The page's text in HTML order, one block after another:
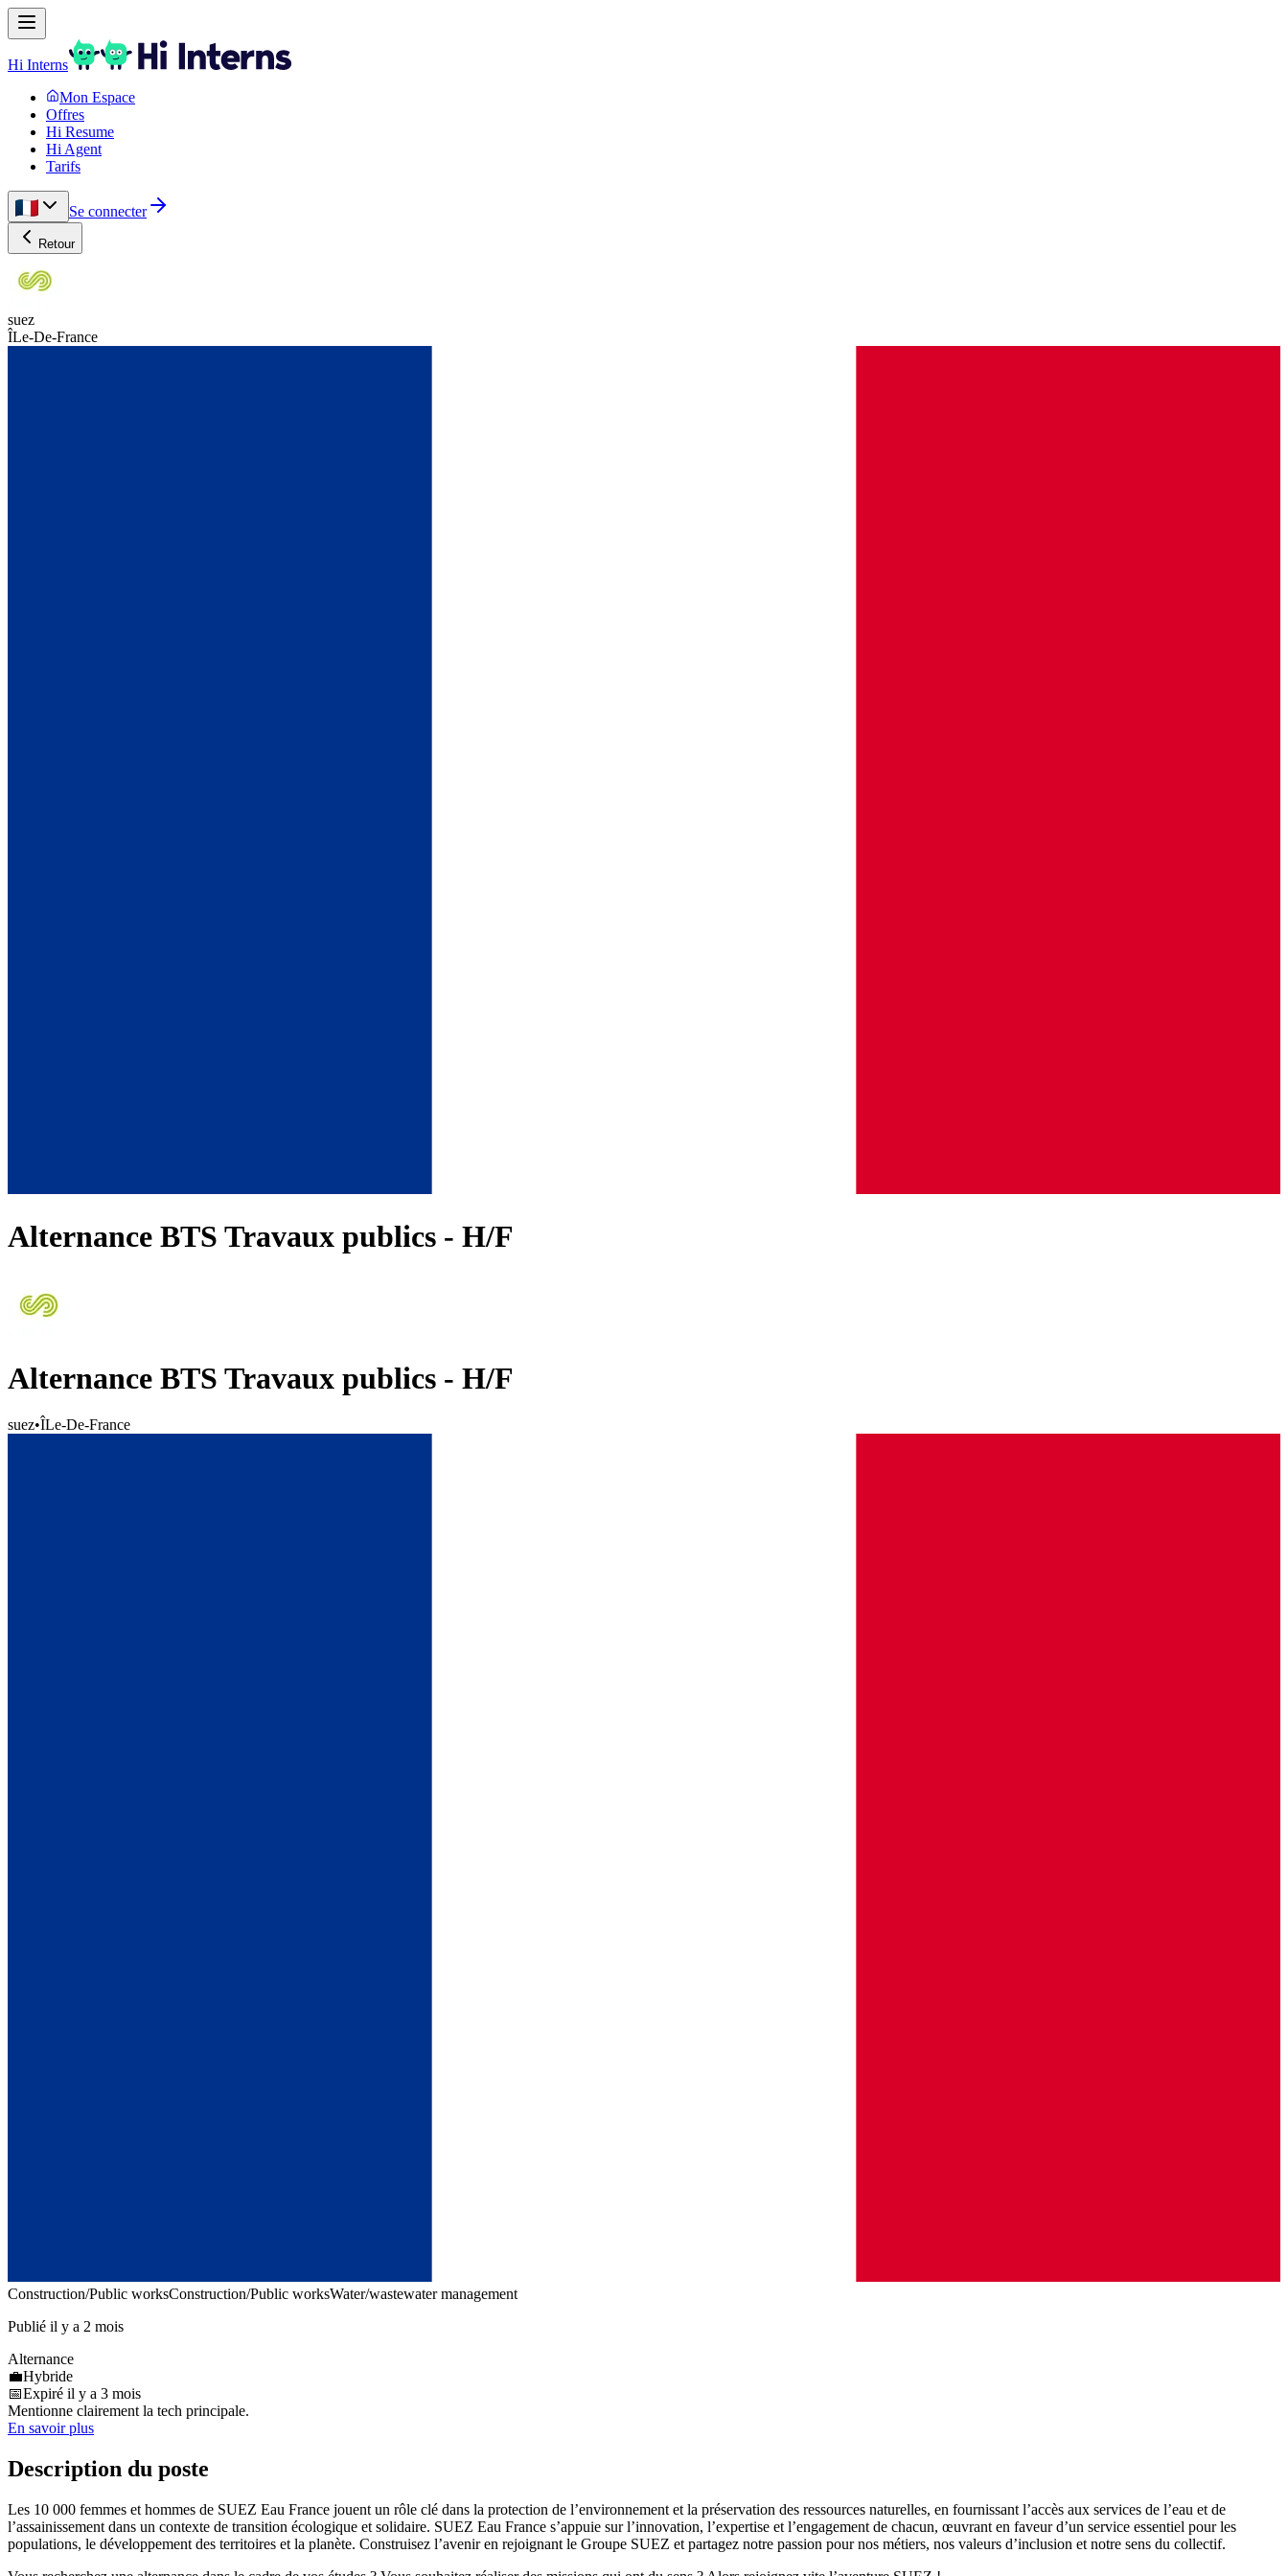
Hi Interns
Mon Espace
Offres
Hi Resume
Hi Agent
Tarifs
Se connecter
Retour
suez
ÎLe-De-France
Alternance BTS Travaux publics - H/F
Alternance BTS Travaux publics - H/F
suez•ÎLe-De-France
Construction/Public worksConstruction/Public worksWater/wastewater management
Publié il y a 2 mois
Alternance
💼Hybride
📅Expiré il y a 3 mois
Mentionne clairement la tech principale.
En savoir plus
Description du poste
Les 10 000 femmes et hommes de SUEZ Eau France jouent un rôle clé dans la protection de l’environnement et la préservation des ressources naturelles, en fournissant l’accès aux services de l’eau et de
l’assainissement dans un contexte de transition écologique et solidaire. SUEZ Eau France s’appuie sur l’innovation, l’expertise et l’engagement de chacun, œuvrant en faveur d’un service essentiel pour les
populations, le développement des territoires et la planète. Construisez l’avenir en rejoignant le Groupe SUEZ et partagez notre passion pour nos métiers, nos valeurs d’inclusion et notre sens du collectif.